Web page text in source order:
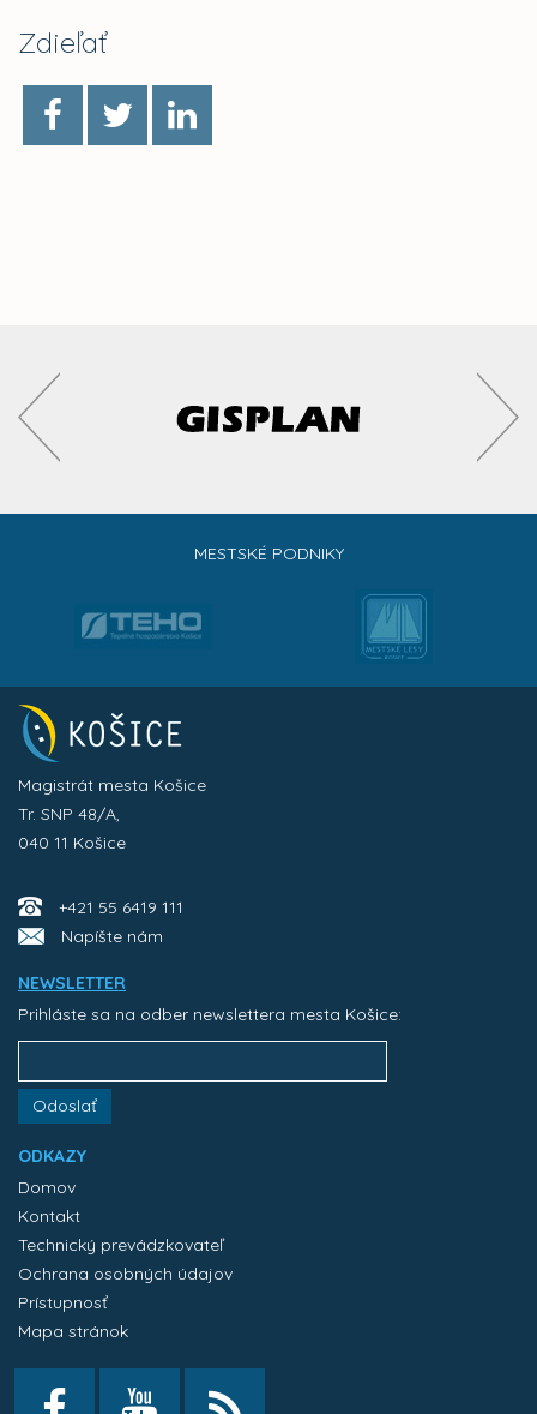
Zdieľať
MESTSKÉ PODNIKY
Magistrát mesta Košice
Tr. SNP 48/A,
040 11 Košice
+421 55 6419 111
Napíšte nám
NEWSLETTER
Prihláste sa na odber newslettera mesta Košice:
Odoslať
ODKAZY
Domov
Kontakt
Technický prevádzkovateľ
Ochrana osobných údajov
Prístupnosť
Mapa stránok